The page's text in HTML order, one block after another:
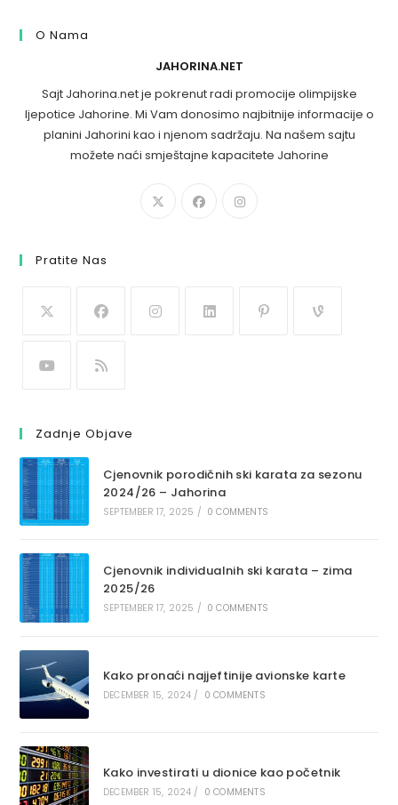
O Nama
JAHORINA.NET
Sajt Jahorina.net je pokrenut radi promocije olimpijske
ljepotice Jahorine. Mi Vam donosimo najbitnije informacije o
planini Jahorini kao i njenom sadržaju. Na našem sajtu
možete naći smještajne kapacitete Jahorine
Pratite Nas
Zadnje Objave
Cjenovnik porodičnih ski karata za sezonu
2024/26 – Jahorina
SEPTEMBER 17, 2025 / 0 COMMENTS
Cjenovnik individualnih ski karata – zima
2025/26
SEPTEMBER 17, 2025 / 0 COMMENTS
Kako pronaći najjeftinije avionske karte
DECEMBER 15, 2024 / 0 COMMENTS
Kako investirati u dionice kao početnik
DECEMBER 15, 2024 / 0 COMMENTS